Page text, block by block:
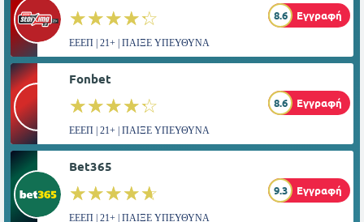
☆☆☆☆☆
★★★★★ 8.6 Εγγραφή
ΕΕΕΠ | 21+ | ΠΑΙΞΕ ΥΠΕΥΘΥΝΑ
Fonbet
☆☆☆☆☆
★★★★★ 8.6 Εγγραφή
ΕΕΕΠ | 21+ | ΠΑΙΞΕ ΥΠΕΥΘΥΝΑ
Bet365
☆☆☆☆☆
★★★★★ 9.3 Εγγραφή
ΕΕΕΠ | 21+ | ΠΑΙΞΕ ΥΠΕΥΘΥΝΑ